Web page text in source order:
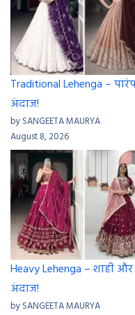
Traditional Lehenga –
अंदाज!
by SANGEETA MAURYA
August 8, 2026
Heavy Lehenga – शाही
अंदाज!
by SANGEETA MAURYA